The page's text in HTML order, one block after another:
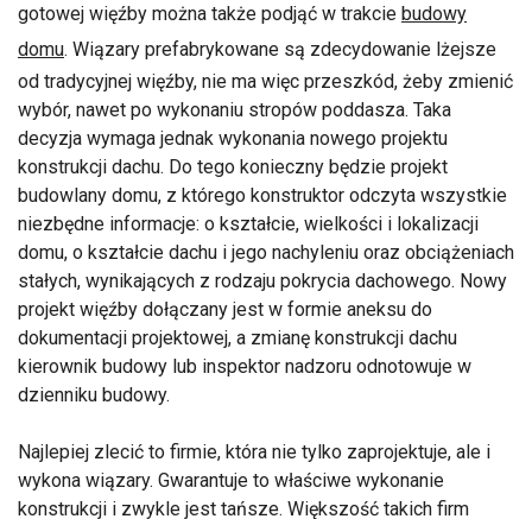
gotowej więźby można także podjąć w trakcie budowy
domu. Wiązary prefabrykowane są zdecydowanie lżejsze
od tradycyjnej więźby, nie ma więc przeszkód, żeby zmienić
wybór, nawet po wykonaniu stropów poddasza. Taka
decyzja wymaga jednak wykonania nowego projektu
konstrukcji dachu. Do tego konieczny będzie projekt
budowlany domu, z którego konstruktor odczyta wszystkie
niezbędne informacje: o kształcie, wielkości i lokalizacji
domu, o kształcie dachu i jego nachyleniu oraz obciążeniach
stałych, wynikających z rodzaju pokrycia dachowego. Nowy
projekt więźby dołączany jest w formie aneksu do
dokumentacji projektowej, a zmianę konstrukcji dachu
kierownik budowy lub inspektor nadzoru odnotowuje w
dzienniku budowy.
Najlepiej zlecić to firmie, która nie tylko zaprojektuje, ale i
wykona wiązary. Gwarantuje to właściwe wykonanie
konstrukcji i zwykle jest tańsze. Większość takich firm